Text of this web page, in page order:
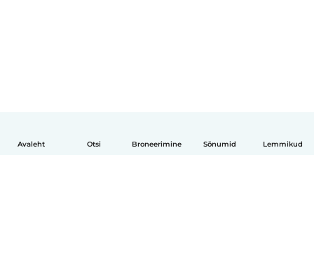
Avaleht Otsi Broneerimine Sõnumid Lemmikud